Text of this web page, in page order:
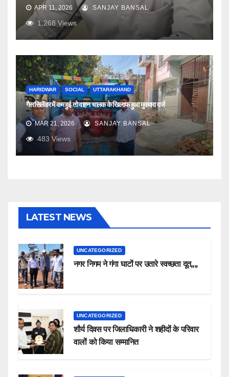
APR 11, 2026 SANJAY BANSAL
1,268 Views
HARIDWAR SOCIAL UTTARAKHAND
गैस सिलेंडर में कम हुई तो वाहन चालक के खिलाफ हुआ मुकदमा दर्ज
MAR 21, 2026 SANJAY BANSAL
483 Views
LATEST NEWS
UNCATEGORIZED
नगर निगम ने गंगा घाटों पर उतारे स्वच्छता दूत,,,,
UNCATEGORIZED
शौर्य दिवस पर जिलाधिकारी ने शहीदों के परिवार
वालों को किया सम्मानित